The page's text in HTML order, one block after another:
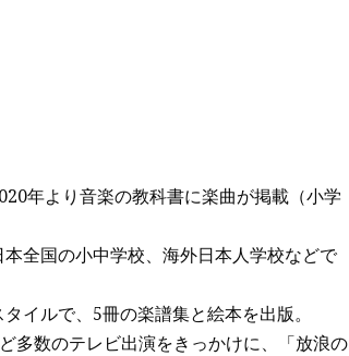
年より音楽の教科書に楽曲が掲載（小学
全国の小中学校、海外日本人学校などで
イルで、5冊の楽譜集と絵本を出版。
多数のテレビ出演をきっかけに、「放浪の